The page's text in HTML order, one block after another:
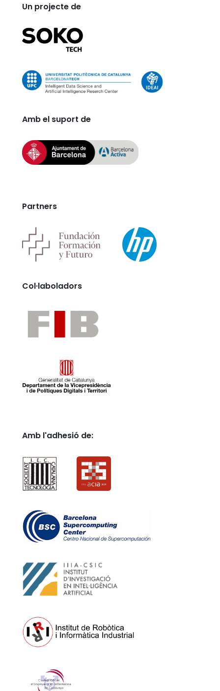
Un projecte de
Amb el suport de
Partners
Col·laboladors
Amb l'adhesió de: